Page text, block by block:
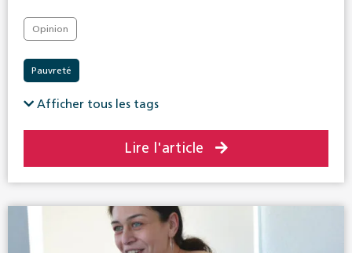
Opinion
Pauvreté
Afficher tous les tags
Lire l'article